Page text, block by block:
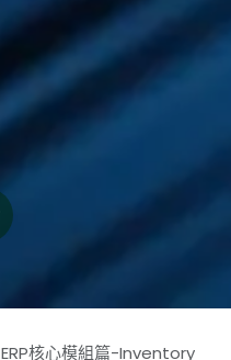
ERP核心模組篇-Inventory